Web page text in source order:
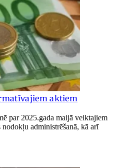
aktiem
par 2025.gada maijā veiktajiem
administrēšanā, kā arī